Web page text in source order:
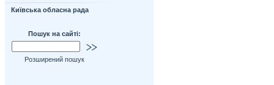
Київська обласна рада
Пошук на сайті:
Розширений пошук